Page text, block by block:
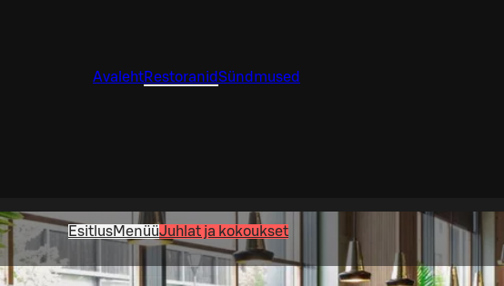
AvalehtRestoranidSündmused
EsitlusMenüüJuhlat ja kokoukset